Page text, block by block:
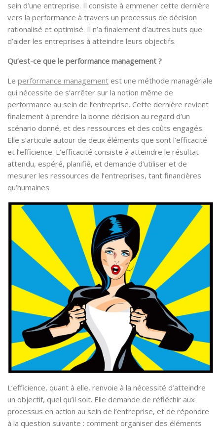
sein d’une entreprise. Il consiste à emmener cette dernière
vers la performance à travers un processus de décision
rationalisé et optimisé. Il n’a finalement d’autres buts que
d’aider les entreprises à atteindre leurs objectifs.
Qu’est-ce que le performance management ?
Le performance management est une méthode managériale
qui nécessite de s’arrêter sur la notion même de
performance au sein de l’entreprise. Cette dernière revient
finalement à prendre la bonne décision au regard d’un
scénario donné, et des ressources et des coûts engagés.
Elle s’articule autour de deux éléments que sont l’efficacité
et l’efficience. L’efficacité consiste à atteindre le résultat
attendu, espéré, planifié, et demande d’utiliser et de
mesurer les ressources de l’entreprises, tant financières
qu’humaines.
L’efficience, quant à elle, renvoie à la nécessité d’atteindre
un objectif, quel qu’il soit. Elle demande de réfléchir aux
processus en action au sein de l’entreprise, et de répondre
à la question suivante : comment organiser des éléments